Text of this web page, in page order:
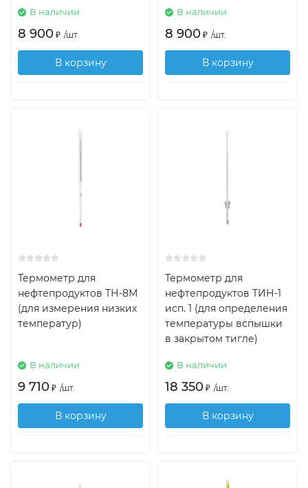
В наличии
8 900 ₽ /шт.
В корзину
В наличии
8 900 ₽ /шт.
В корзину
Термометр для
нефтепродуктов ТН-8М
(для измерения низких
температур)
В наличии
9 710 ₽ /шт.
В корзину
Термометр для
нефтепродуктов ТИН-1
исп. 1 (для определения
температуры вспышки
в закрытом тигле)
В наличии
18 350 ₽ /шт.
В корзину